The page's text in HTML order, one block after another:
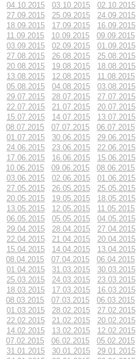
04.10.2015 03.10.2015
02.10.2015
27.09.2015 25.09.2015
24.09.2015
18.09.2015 17.09.2015
16.09.2015
11.09.2015 10.09.2015
09.09.2015
03.09.2015 02.09.2015
01.09.2015
27.08.2015 26.08.2015
25.08.2015
20.08.2015 19.08.2015
18.08.2015
13.08.2015 12.08.2015
11.08.2015
05.08.2015 04.08.2015
03.08.2015
29.07.2015 28.07.2015
27.07.2015
22.07.2015 21.07.2015
20.07.2015
15.07.2015 14.07.2015
13.07.2015
08.07.2015 07.07.2015
06.07.2015
01.07.2015 30.06.2015
29.06.2015
24.06.2015 23.06.2015
22.06.2015
17.06.2015 16.06.2015
15.06.2015
10.06.2015 09.06.2015
08.06.2015
03.06.2015 02.06.2015
01.06.2015
27.05.2015 26.05.2015
25.05.2015
20.05.2015 19.05.2015
18.05.2015
13.05.2015 12.05.2015
11.05.2015
06.05.2015 05.05.2015
04.05.2015
29.04.2015 28.04.2015
27.04.2015
22.04.2015 21.04.2015
20.04.2015
15.04.2015 14.04.2015
13.04.2015
08.04.2015 07.04.2015
06.04.2015
01.04.2015 31.03.2015
30.03.2015
25.03.2015 24.03.2015
23.03.2015
18.03.2015 17.03.2015
16.03.2015
08.03.2015 07.03.2015
06.03.2015
01.03.2015 28.02.2015
27.02.2015
22.02.2015 21.02.2015
20.02.2015
14.02.2015 13.02.2015
12.02.2015
07.02.2015 06.02.2015
05.02.2015
31.01.2015 30.01.2015
29.01.2015